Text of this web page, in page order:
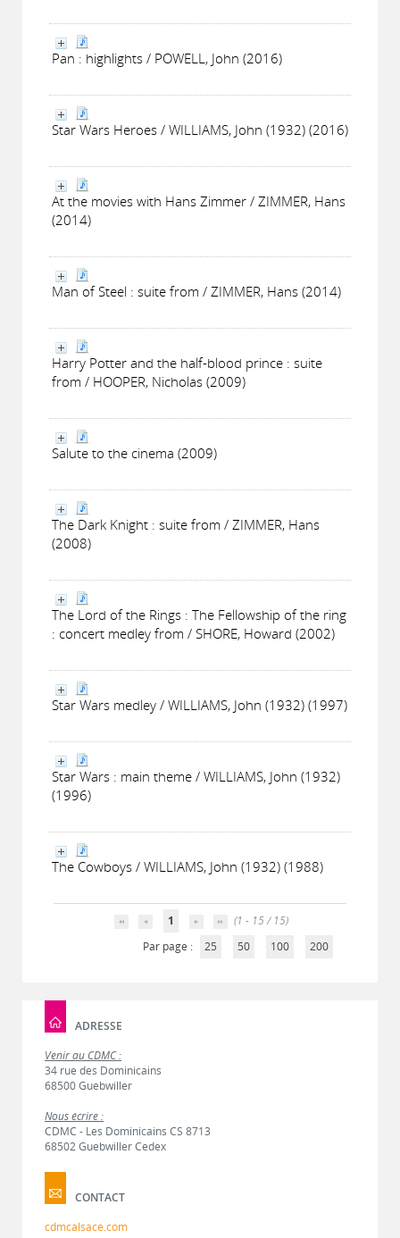
Pan : highlights / POWELL, John (2016)
Star Wars Heroes / WILLIAMS, John (1932) (2016)
At the movies with Hans Zimmer / ZIMMER, Hans
(2014)
Man of Steel : suite from / ZIMMER, Hans (2014)
Harry Potter and the half-blood prince : suite
from / HOOPER, Nicholas (2009)
Salute to the cinema (2009)
The Dark Knight : suite from / ZIMMER, Hans
(2008)
The Lord of the Rings : The Fellowship of the ring
: concert medley from / SHORE, Howard (2002)
Star Wars medley / WILLIAMS, John (1932) (1997)
Star Wars : main theme / WILLIAMS, John (1932)
(1996)
The Cowboys / WILLIAMS, John (1932) (1988)
1
(1 - 15 / 15)
Par page :
25 50 100 200
ADRESSE
Venir au CDMC :
34 rue des Dominicains
68500 Guebwiller
Nous écrire :
CDMC - Les Dominicains CS 8713
68502 Guebwiller Cedex
CONTACT
cdmcalsace.com